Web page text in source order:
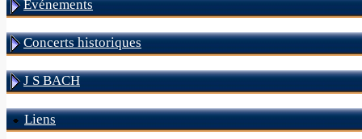
Evénements
Concerts historiques
J S BACH
Liens